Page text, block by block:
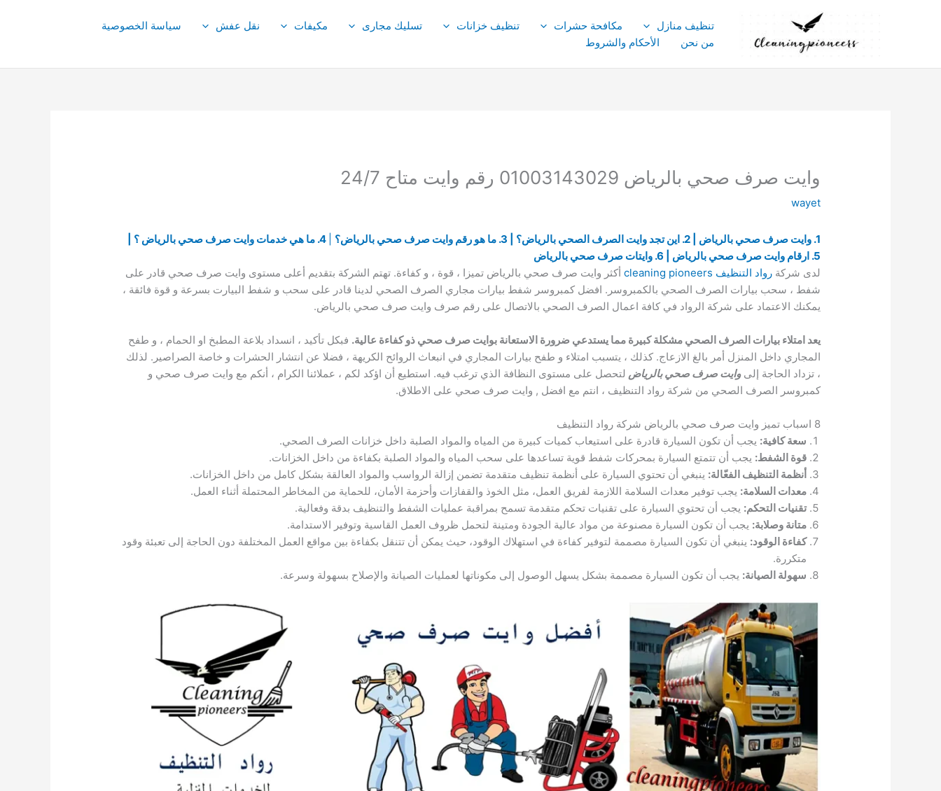
تنظيف منازل مكافحة حشرات تنظيف خزانات تسليك مجارى مكيفات نقل عفش
سياسة الخصوصية
من نحن
الأحكام والشروط
وايت صرف صحي بالرياض 01003143029 رقم وايت متاح 24/7
wayet
1. وايت صرف صحي بالرياض | 2. اين تجد وايت الصرف الصحي بالرياض؟ | 3. ما هو رقم وايت صرف صحي بالرياض؟
4. ما هي خدمات وايت صرف صحي بالرياض ؟ |
5. ارقام وايت صرف صحي بالرياض | 6. وايتات صرف صحي بالرياض
لدى شركةر واد التنظيف cleaning pioneers
أكثر وايت صرف صحي بالرياض تميزا ، قوة ، و كفاءة. تهتم الشركة بتقديم أعلى مستوى وايت صرف صحي قادر على
شفط ، سحب بيارات الصرف الصحي بالكمبروسر. افضل كمبروسر شفط بيارات مجاري الصرف الصحي لدينا قادر على سحب و شفط البيارت بسرعة و قوة فائقة ،
يمكنك الاعتماد على شركة الرواد في كافة اعمال الصرف الصحي بالاتصال على رقم صرف وايت صرف صحي بالرياض.
يعد امتلاء بيارات الصرف الصحي مشكلة كبيرة مما يستدعي ضرورة الاستعانة بوايت صرف صحي ذو كفاءة عالية. فبكل تأكيد ، انسداد بلاعة المطبخ او الحمام ، و طفح
المجاري داخل المنزل أمر بالغ الازعاج. كذلك ، يتسبب امتلاء و طفح بيارات المجاري في انبعاث الروائح الكريهة ، فضلا عن انتشار الحشرات و خاصة الصراصير. لذلك
، تزداد الحاجة إلىوايت صرف صحي بالرياض لتحصل على مستوى النظافة الذي ترغب فيه. استطيع أن اؤكد لكم ، عملائنا الكرام ، أنكم مع وايت صرف صحي و
كمبروسر الصرف الصحي من شركة رواد التنظيف ، انتم مع افضل , وايت صرف صحي على الاطلاق.
8 اسباب تميز وايت صرف صحي بالرياض شركة رواد التنظيف
سعة كافية: يجب أن تكون السيارة قادرة على استيعاب كميات كبيرة من المياه والمواد الصلبة داخل خزانات الصرف الصحي.
قوة الشفط: يجب أن تتمتع السيارة بمحركات شفط قوية تساعدها على سحب المياه والمواد الصلبة بكفاءة من داخل الخزانات.
أنظمة التنظيف الفعّالة: ينبغي أن تحتوي السيارة على أنظمة تنظيف متقدمة تضمن إزالة الرواسب والمواد العالقة بشكل كامل من داخل الخزانات.
معدات السلامة: يجب توفير معدات السلامة اللازمة لفريق العمل، مثل الخوذ والقفازات وأحزمة الأمان، للحماية من المخاطر المحتملة أثناء العمل.
تقنيات التحكم: يجب أن تحتوي السيارة على تقنيات تحكم متقدمة تسمح بمراقبة عمليات الشفط والتنظيف بدقة وفعالية.
متانة وصلابة: يجب أن تكون السيارة مصنوعة من مواد عالية الجودة ومتينة لتحمل ظروف العمل القاسية وتوفير الاستدامة.
كفاءة الوقود: ينبغي أن تكون السيارة مصممة لتوفير كفاءة في استهلاك الوقود، حيث يمكن أن تتنقل بكفاءة بين مواقع العمل المختلفة دون الحاجة إلى تعبئة وقود
متكررة.
سهولة الصيانة: يجب أن تكون السيارة مصممة بشكل يسهل الوصول إلى مكوناتها لعمليات الصيانة والإصلاح بسهولة وسرعة.